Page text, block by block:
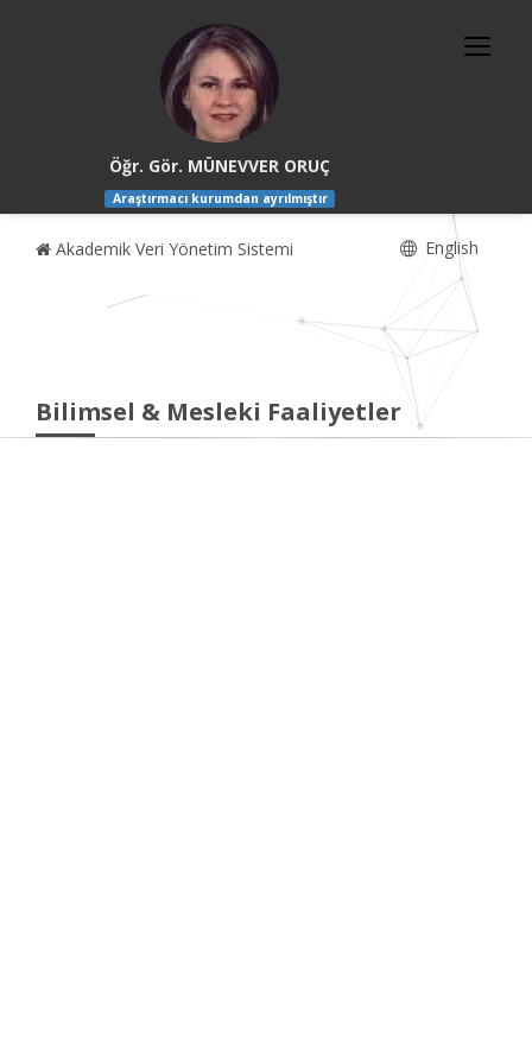
Öğr. Gör. MÜNEVVER ORUÇ
Araştırmacı kurumdan ayrılmıştır
Akademik Veri Yönetim Sistemi English
Bilimsel & Mesleki Faaliyetler